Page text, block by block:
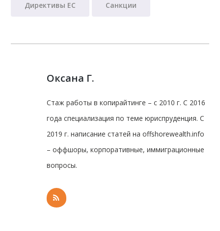
Директивы ЕС Санкции
Оксана Г.
Стаж работы в копирайтинге – с 2010 г. С 2016
года специализация по теме юриспруденция. С
2019 г. написание статей на offshorewealth.info
– оффшоры, корпоративные, иммиграционные
вопросы.